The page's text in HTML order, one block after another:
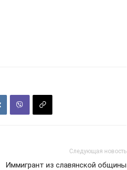
Следующая новость
Иммигрант из славянской общины